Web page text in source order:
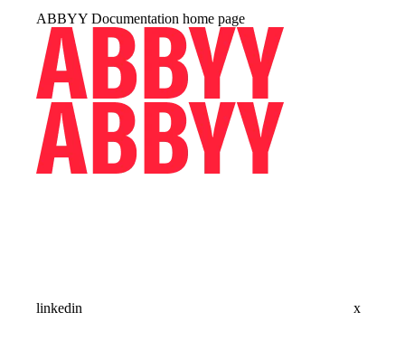
ABBYY Documentation home page
linkedin x